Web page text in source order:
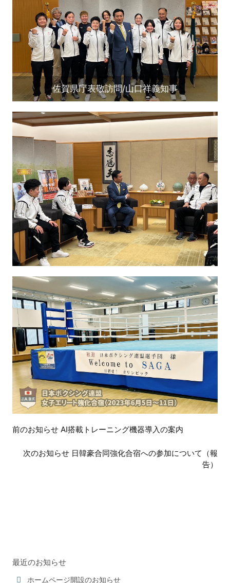
佐賀県庁表敬訪問/山口祥義知事
後
前のお知らせ AI搭載トレーニング機器導入の案内
次のお知らせ 日韓豪合同強化合宿への参加について（報
告）
最近のお知らせ
ホームページ開設のお知らせ